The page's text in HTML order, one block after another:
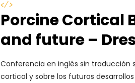
</>
Porcine Cortical
and future –
Conferencia en inglés sin traducción
cortical y sobre los futuros